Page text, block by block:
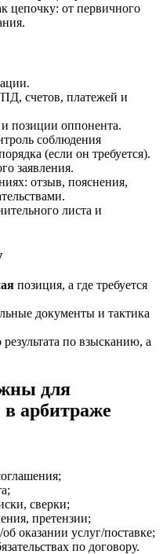
цепочку: от первичного
счетов, платежей и
позиции оппонента.
соблюдения
(если он требуется).
заявления.
отзыв, пояснения,
листа и
позиция, а где требуется
документы и тактика
по взысканию, а
для
арбитраже
сверки;
претензии;
оказании услуг/поставке;
по договору.